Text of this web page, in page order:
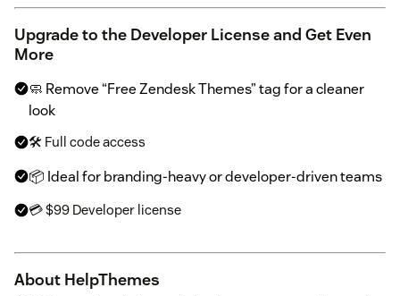
Upgrade to the Developer License and Get Even
More
🧼 Remove “Free Zendesk Themes” tag for a cleaner
look
🛠 Full code access
📦 Ideal for branding-heavy or developer-driven teams
💳 $99 Developer license
About HelpThemes